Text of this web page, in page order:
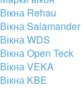
Вікна Rehau
Вікна Salamander
Вікна WDS
Вікна Open Teck
Вікна VEKA
Вікна KBE